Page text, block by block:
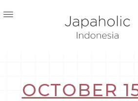
OCTOBER